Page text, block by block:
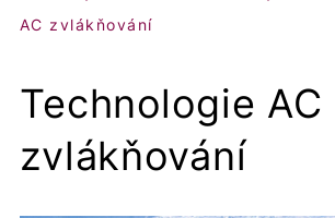
AC zvlákňování
Technologie AC
zvlákňování